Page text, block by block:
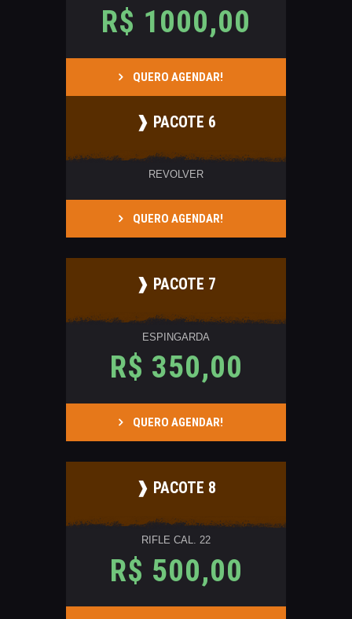
R$ 1000,00
QUERO AGENDAR!
❱ PACOTE 6
REVOLVER
QUERO AGENDAR!
❱ PACOTE 7
ESPINGARDA
R$ 350,00
QUERO AGENDAR!
❱ PACOTE 8
RIFLE CAL. 22
R$ 500,00